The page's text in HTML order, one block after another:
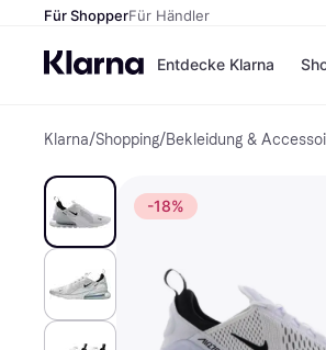
Für ShopperFür Händler
Entdecke Klarna
Klarna/Shopping/Bekleidung &
-18%